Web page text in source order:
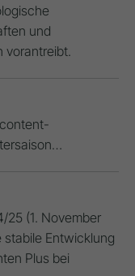
und
vorantreibt.
25 (1. November
stabile Entwicklung
Plus bei